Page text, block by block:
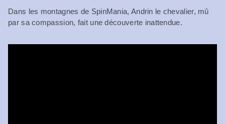
Dans les montagnes de SpinMania, Andrin le chevalier, mû
par sa compassion, fait une découverte inattendue.